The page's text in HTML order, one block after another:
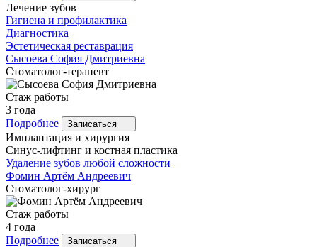
Лечение зубов
Гигиена и профилактика
Диагностика
Эстетическая реставрация
Сысоева София Дмитриевна
Стоматолог-терапевт
Стаж работы
3 года
Подробнее
Записаться
Имплантация и хирургия
Синус-лифтинг и костная пластика
Удаление зубов любой сложности
Фомин Артём Андреевич
Стоматолог-хирург
Стаж работы
4 года
Подробнее
Записаться